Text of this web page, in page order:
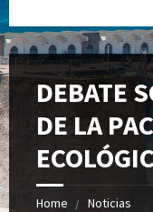
DEBATE
DE LA
Home Noticias